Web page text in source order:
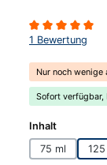
1 Bewertung
Nur noch wenige
Sofort verfügbar,
Inhaltauswählen
75 ml